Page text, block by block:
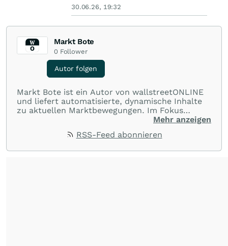
30.06.26, 19:32
Markt Bote
0 Follower
Autor folgen
Markt Bote ist ein Autor von wallstreetONLINE
und liefert automatisierte, dynamische Inhalte
zu aktuellen Marktbewegungen. Im Fokus
stehen Tops und Flops, Branchentrends und
Rohstoffe oder Krypto – die Beiträge sind kurz,
Mehr anzeigen
RSS-Feed abonnieren